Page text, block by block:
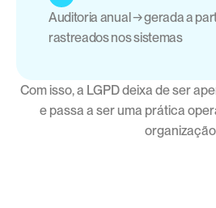
Auditoria anual → gerada a
rastreados nos sistemas
Com isso, a LGPD deixa de ser
e passa a ser uma prática